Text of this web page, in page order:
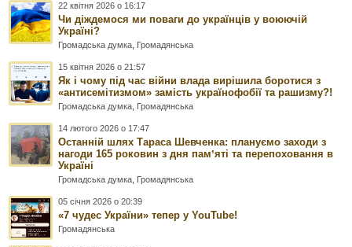
22 квітня 2026 о 16:17
Чи діждемося ми поваги до українців у воюючій
Україні?
Громадська думка Громадянська
15 квітня 2026 о 21:57
Як і чому під час війни влада вирішила боротися з
«антисемітизмом» замість українофобії та рашизму?!
Громадська думка Громадянська
14 лютого 2026 о 17:47
Останній шлях Тараса Шевченка: плануємо заходи з
нагоди 165 роковин з дня памʼяті та перепоховання в
Україні
Громадська думка Громадянська
05 січня 2026 о 20:39
«7 чудес України» тепер у YouTube!
Громадянська